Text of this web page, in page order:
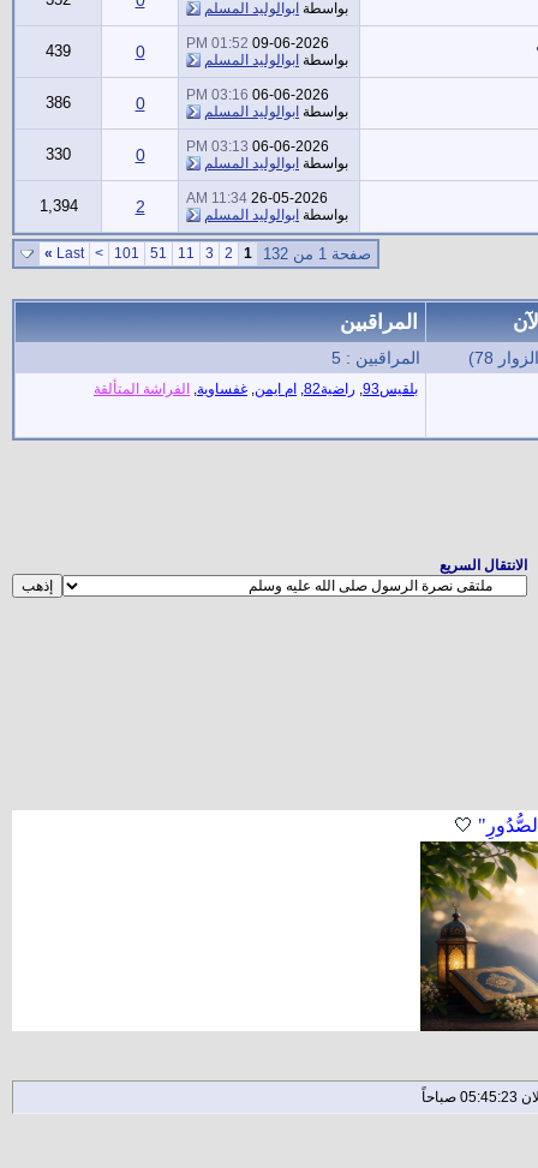
بواسطة ابوالوليد المسلم
09-06-2026
01:52 PM
بواسطة ابوالوليد المسلم 0
439
06-06-2026
03:16 PM
بواسطة ابوالوليد المسلم 0
386
06-06-2026
03:13 PM
بواسطة ابوالوليد المسلم 0
330
26-05-2026
11:34 AM
بواسطة ابوالوليد المسلم 2
1,394
صفحة 1 من 132 1
2
3
11
51
101
>
Last
»
المراقبين
المراقبين : 5
بلقيس93 راضية82 ام ايمن غفساوية الفراشة المتألقة
الانتقال السريع
🤍